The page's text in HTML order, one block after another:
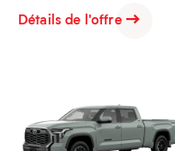
Détails de l'offre